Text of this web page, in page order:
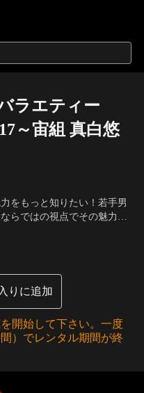
ラエティー
～宙組 真白悠
をもっと知りたい！若手男
らではの視点でその魅力を
りに追加
開始して下さい。一度
）でレンタル期間が終